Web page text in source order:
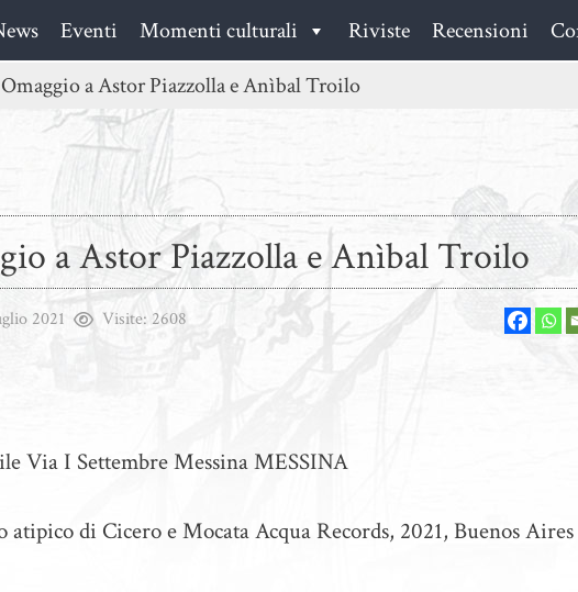
Eventi Momenti culturali Riviste Recensioni
a Astor Piazzolla e Anìbal Troilo
a Astor Piazzolla e Anìbal Troilo
2021 Visite: 2608
Via I Settembre Messina MESSINA
atipico di Cicero e Mocata Acqua Records, 2021, Buenos